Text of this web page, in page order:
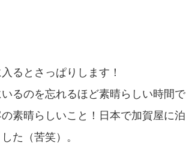
るとさっぱりします！
るのを忘れるほど素晴らしい時間で
素晴らしいこと！日本で加賀屋に泊
た（苦笑）。